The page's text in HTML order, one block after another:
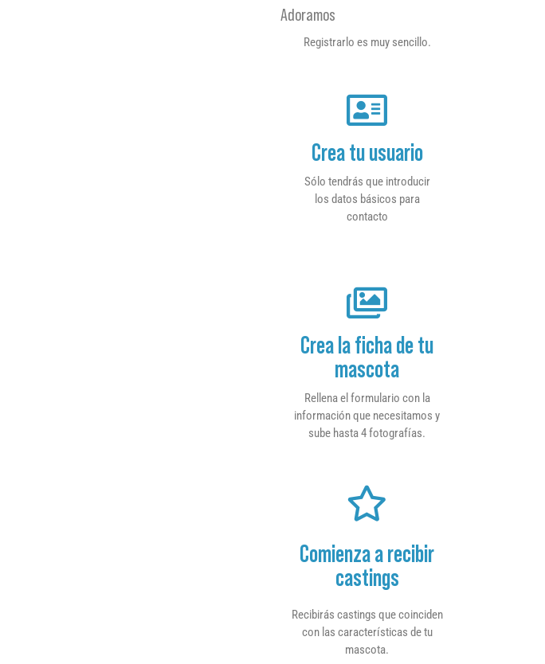
Adoramos
Registrarlo es muy sencillo.
Crea tu usuario
Sólo tendrás que introducir
los datos básicos para
contacto
Crea la ficha de tu
mascota
Rellena el formulario con la
información que necesitamos y
sube hasta 4 fotografías.
Comienza a recibir
castings
Recibirás castings que coinciden
con las características de tu
mascota.